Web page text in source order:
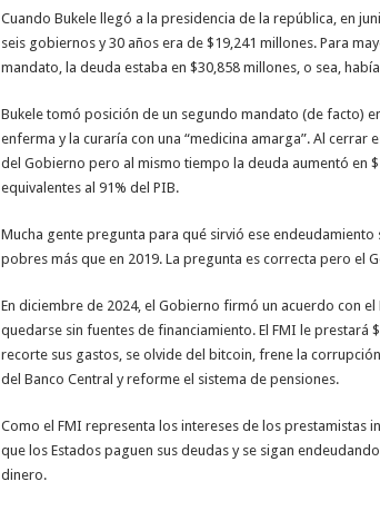
Cuando Bukele llegó a la presidencia de la república, en
seis gobiernos y 30 años era de $19,241 millones. Para
mandato, la deuda estaba en $30,858 millones, o sea,
Bukele tomó posición de un segundo mandato (de facto)
enferma y la curaría con una “medicina amarga”. Al
del Gobierno pero al mismo tiempo la deuda aumentó en
equivalentes al 91% del PIB.
Mucha gente pregunta para qué sirvió ese endeudamiento
pobres más que en 2019. La pregunta es correcta pero el
En diciembre de 2024, el Gobierno firmó un acuerdo con
quedarse sin fuentes de financiamiento. El FMI le prestará
recorte sus gastos, se olvide del bitcoin, frene la
del Banco Central y reforme el sistema de pensiones.
Como el FMI representa los intereses de los prestamistas
que los Estados paguen sus deudas y se sigan
dinero.